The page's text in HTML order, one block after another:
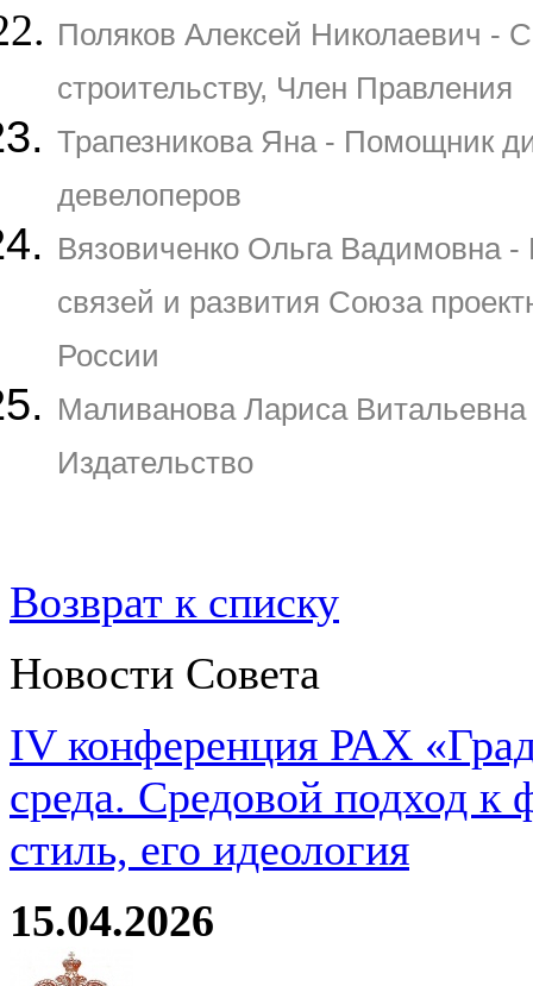
Поляков Алексей Николаевич -
строительству, Член Правления
Трапезникова Яна - Помощник
девелоперов
Вязовиченко Ольга Вадимовна
связей и развития Союза
России
Маливанова Лариса
Издательство
Возврат к списку
Новости Совета
IV конференция РАХ
среда. Средовой подход
стиль, его идеология
15.04.2026